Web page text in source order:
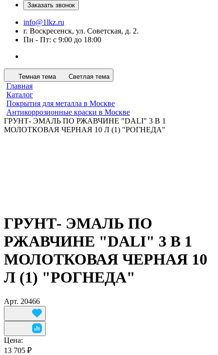
Заказать звонок
info@1lkz.ru
г. Воскресенск, ул. Советская, д. 2.
Пн - Пт: с 9:00 до 18:00
Темная тема Светлая тема
Главная
Каталог
Покрытия для металла в Москве
Антикоррозионные краски в Москве
ГРУНТ- ЭМАЛЬ ПО РЖАВЧИНЕ "DALI" 3 В 1
МОЛОТКОВАЯ ЧЕРНАЯ 10 Л (1) "РОГНЕДА"
ГРУНТ- ЭМАЛЬ ПО
РЖАВЧИНЕ "DALI" 3 В 1
МОЛОТКОВАЯ ЧЕРНАЯ 10
Л (1) "РОГНЕДА"
Арт. 20466
Цена:
13 705 ₽